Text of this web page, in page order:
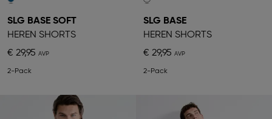
SLG BASE SOFT
HEREN SHORTS
€ 29,95
2-Pack
SLG BASE
HEREN SHORTS
€ 29,95
2-Pack